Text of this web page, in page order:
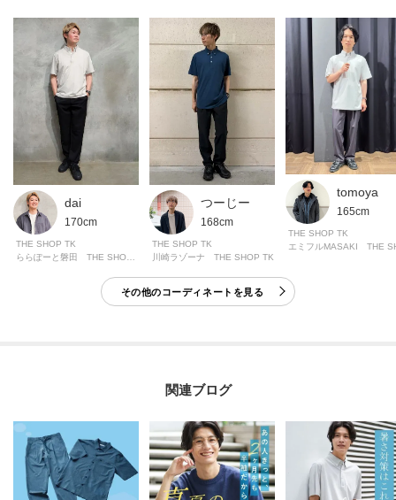
います。画像はイメージとしてご確認いただき、あらかじめご了承の上ご購
入（ご予約）ください。
モデル情報：身長182cm B77 W72 H87 着用サイズ：03（L）
dai
170cm
THE SHOP TK
つーじー
168cm
THE SHOP TK
川崎ラゾーナ THE SHOP TK
tomoya
165cm
THE SHOP TK
その他のコーディネートを見る
関連ブログ